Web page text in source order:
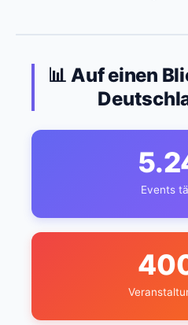
📊 Auf einen
Events